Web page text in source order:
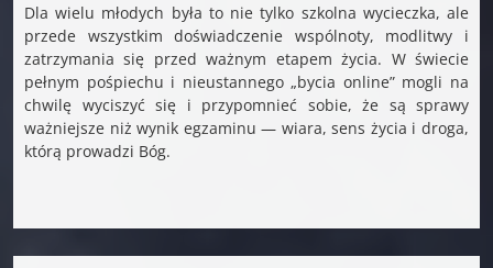
Dla wielu młodych była to nie tylko szkolna wycieczka, ale
przede wszystkim doświadczenie wspólnoty, modlitwy i
zatrzymania się przed ważnym etapem życia. W świecie
pełnym pośpiechu i nieustannego „bycia online” mogli na
chwilę wyciszyć się i przypomnieć sobie, że są sprawy
ważniejsze niż wynik egzaminu — wiara, sens życia i droga,
którą prowadzi Bóg.